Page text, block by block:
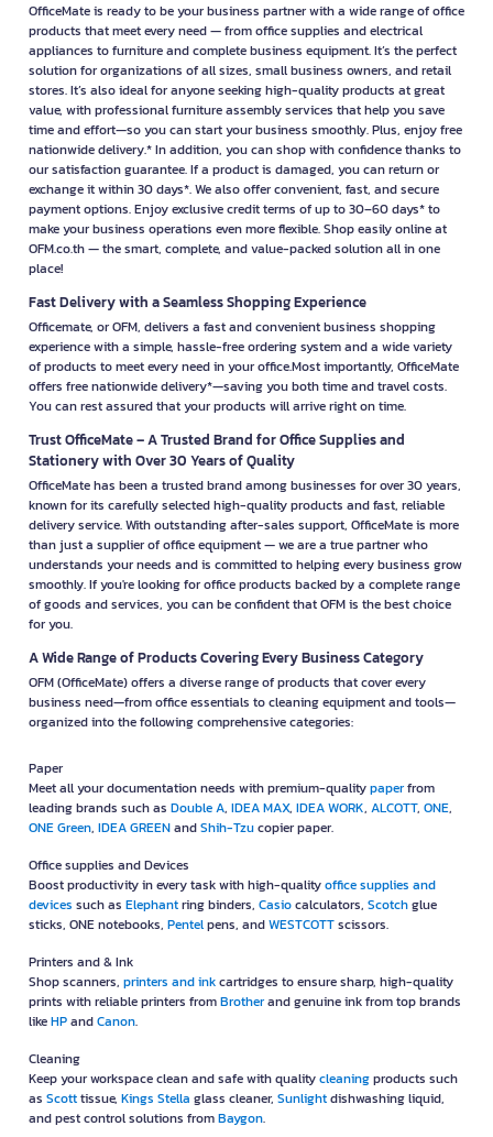
OfficeMate is ready to be your business partner with a wide range of office
products that meet every need — from office supplies and electrical
appliances to furniture and complete business equipment. It’s the perfect
solution for organizations of all sizes, small business owners, and retail
stores. It’s also ideal for anyone seeking high-quality products at great
value, with professional furniture assembly services that help you save
time and effort—so you can start your business smoothly. Plus, enjoy free
nationwide delivery.* In addition, you can shop with confidence thanks to
our satisfaction guarantee. If a product is damaged, you can return or
exchange it within 30 days*. We also offer convenient, fast, and secure
payment options. Enjoy exclusive credit terms of up to 30–60 days* to
make your business operations even more flexible. Shop easily online at
OFM.co.th — the smart, complete, and value-packed solution all in one
place!
Fast Delivery with a Seamless Shopping Experience
Officemate, or OFM, delivers a fast and convenient business shopping
experience with a simple, hassle-free ordering system and a wide variety
of products to meet every need in your office.Most importantly, OfficeMate
offers free nationwide delivery*—saving you both time and travel costs.
You can rest assured that your products will arrive right on time.
Trust OfficeMate – A Trusted Brand for Office Supplies and
Stationery with Over 30 Years of Quality
OfficeMate has been a trusted brand among businesses for over 30 years,
known for its carefully selected high-quality products and fast, reliable
delivery service. With outstanding after-sales support, OfficeMate is more
than just a supplier of office equipment — we are a true partner who
understands your needs and is committed to helping every business grow
smoothly. If you're looking for office products backed by a complete range
of goods and services, you can be confident that OFM is the best choice
for you.
A Wide Range of Products Covering Every Business Category
OFM (OfficeMate) offers a diverse range of products that cover every
business need—from office essentials to cleaning equipment and tools—
organized into the following comprehensive categories:
Paper
Meet all your documentation needs with premium-qualitypaperfrom
leading brands such as Double A, IDEA MAX, IDEA WORK, ALCOTT, ONE,
ONE Green, IDEA GREENandShih-Tzucopier paper.
Office supplies and Devices
Boost productivity in every task with high-qualityoffice supplies and
devices such as Elephantring binders, Casiocalculators, Scotchglue
sticks, ONE notebooks, Pentelpens, andWESTCOTTscissors.
Printers and & Ink
Shop scanners, printers and inkcartridges to ensure sharp, high-quality
prints with reliable printers fromBrotherand genuine ink from top brands
likeHPandCanon.
Cleaning
Keep your workspace clean and safe with qualitycleaningproducts such
as Scotttissue, Kings Stella glass cleaner, Sunlightdishwashing liquid,
and pest control solutions fromBaygon.